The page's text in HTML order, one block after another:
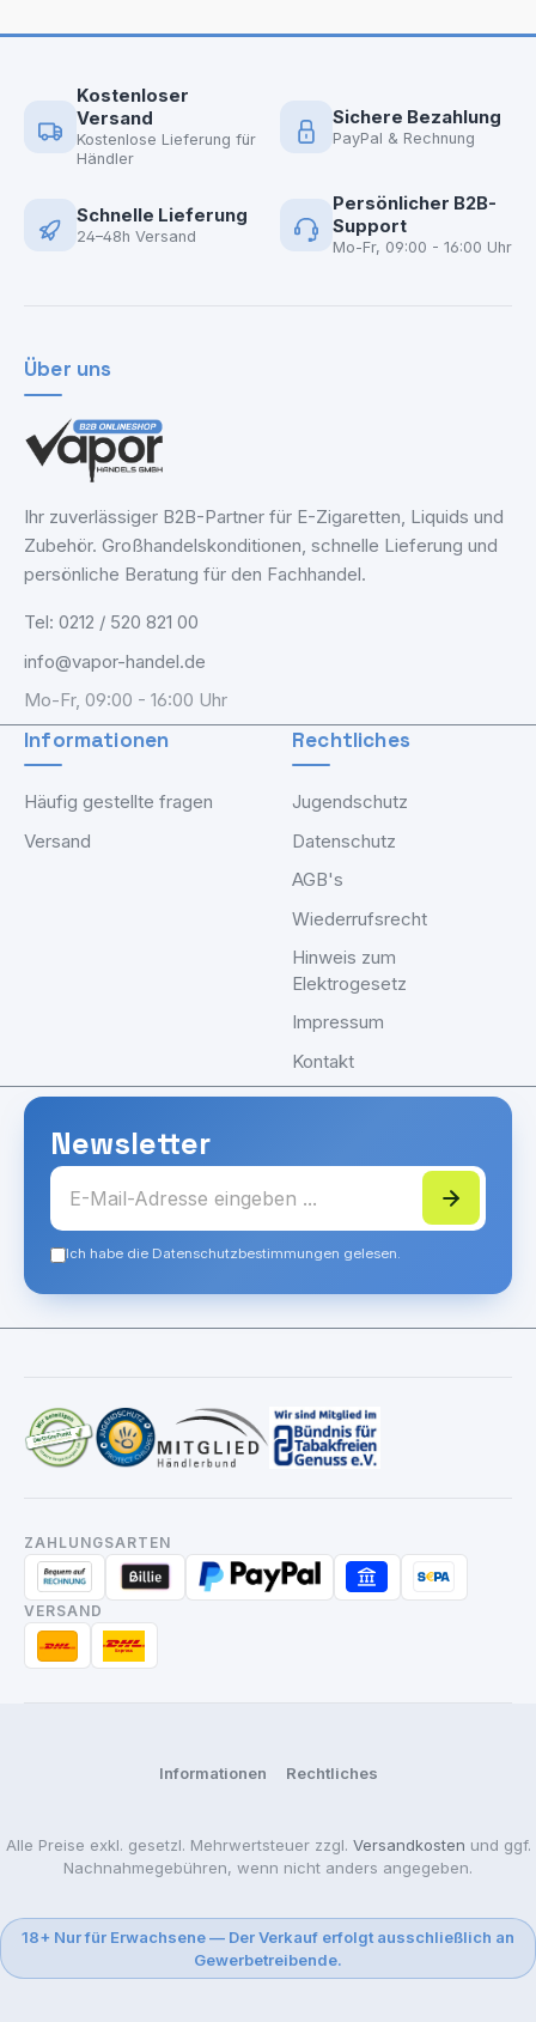
Kostenloser
Versand
Kostenlose Lieferung für
Händler
Sichere Bezahlung
PayPal & Rechnung
Schnelle Lieferung
24–48h Versand
Persönlicher B2B-
Support
Mo-Fr, 09:00 - 16:00 Uhr
Über uns
Ihr zuverlässiger B2B-Partner für E-Zigaretten, Liquids und
Zubehör. Großhandelskonditionen, schnelle Lieferung und
persönliche Beratung für den Fachhandel.
Tel: 0212 / 520 821 00
info@vapor-handel.de
Mo-Fr, 09:00 - 16:00 Uhr
Informationen
Häufig gestellte fragen
Versand
Rechtliches
Jugendschutz
Datenschutz
AGB's
Wiederrufsrecht
Hinweis zum
Elektrogesetz
Impressum
Kontakt
Newsletter
Ich habe die Datenschutzbestimmungen gelesen.
ZAHLUNGSARTEN
VERSAND
Informationen Rechtliches
Alle Preise exkl. gesetzl. Mehrwertsteuer zzgl. Versandkosten und ggf.
Nachnahmegebühren, wenn nicht anders angegeben.
18+ Nur für Erwachsene — Der Verkauf erfolgt ausschließlich an
Gewerbetreibende.